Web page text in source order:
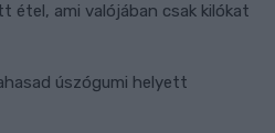
étel, ami valójában csak kilókat
úszógumi helyett